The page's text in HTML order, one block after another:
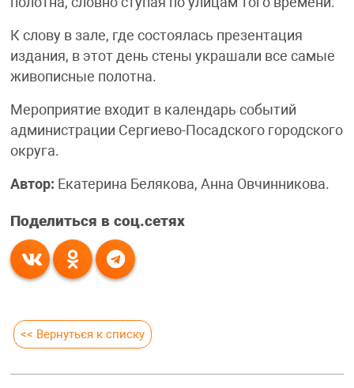
К слову в зале, где состоялась презентация
издания, в этот день стены украшали все самые
живописные полотна.
Мероприятие входит в календарь событий
администрации Сергиево-Посадского городского
округа.
Автор: Екатерина Белякова, Анна Овчинникова.
Поделиться в соц.сетях
<< Вернуться к списку